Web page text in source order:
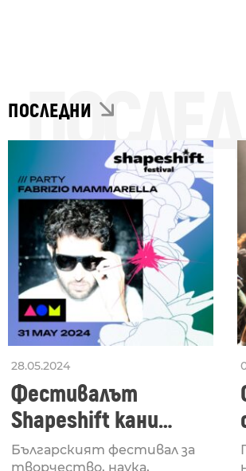
ПОСЛЕДНИ
28.05.2024
Фестивалът
Shapeshift кани
Fabrizio Mammarella
Българският фестивал за
творчество, наука,